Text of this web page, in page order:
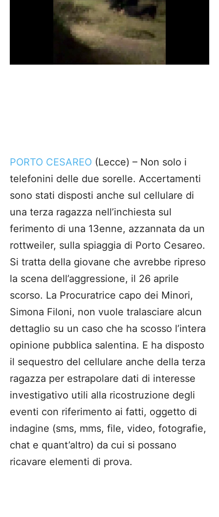
PORTO CESAREO (Lecce) – Non solo i
telefonini delle due sorelle. Accertamenti
sono stati disposti anche sul cellulare di
una terza ragazza nell’inchiesta sul
ferimento di una 13enne, azzannata da un
rottweiler, sulla spiaggia di Porto Cesareo.
Si tratta della giovane che avrebbe ripreso
la scena dell’aggressione, il 26 aprile
scorso. La Procuratrice capo dei Minori,
Simona Filoni, non vuole tralasciare alcun
dettaglio su un caso che ha scosso l’intera
opinione pubblica salentina. E ha disposto
il sequestro del cellulare anche della terza
ragazza per estrapolare dati di interesse
investigativo utili alla ricostruzione degli
eventi con riferimento ai fatti, oggetto di
indagine (sms, mms, file, video, fotografie,
chat e quant’altro) da cui si possano
ricavare elementi di prova.